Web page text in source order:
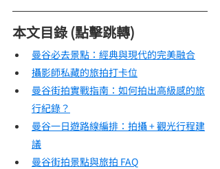
本文目錄 (點擊跳轉)
曼谷必去景點：經典與現代的完美融合
攝影師私藏的旅拍打卡位
曼谷街拍實戰指南：如何拍出高級感的旅
行紀錄？
曼谷一日遊路線編排：拍攝 + 觀光行程建
議
曼谷街拍景點與旅拍 FAQ